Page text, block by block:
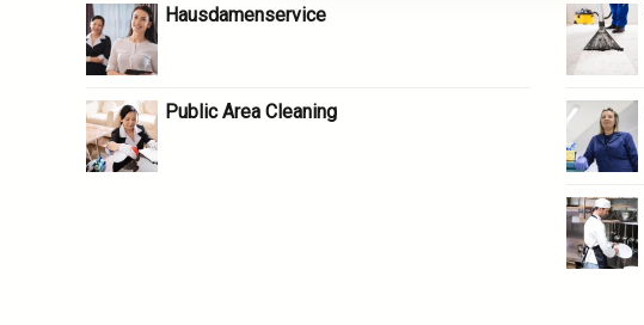
Hausdamenservice
Public Area Cleaning